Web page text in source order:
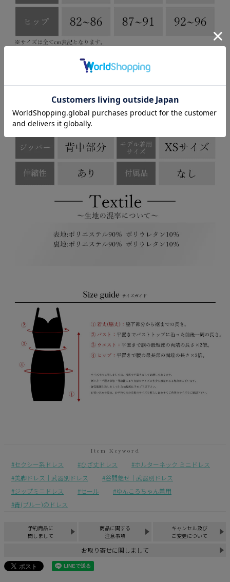
セクシー系ドレス ひざ丈ドレス
ホルターネック ミニドレス
美脚ドレス｜武器別ドレス
谷間魅せ｜武器別ドレス
ジップミニドレス
セール
ゆんころちゃん着用
青(ブルー)のドレス
予約商品に
関しまして
商品に関する
注意事項
キャンセル及び
ご変更について
お取り寄せに関しまして